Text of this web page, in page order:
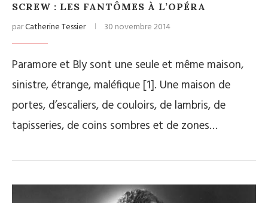
SCREW : LES FANTÔMES À L’OPÉRA
parCatherine Tessier 30 novembre 2014
Paramore et Bly sont une seule et même maison,
sinistre, étrange, maléfique [1]. Une maison de
portes, d’escaliers, de couloirs, de lambris, de
tapisseries, de coins sombres et de zones…